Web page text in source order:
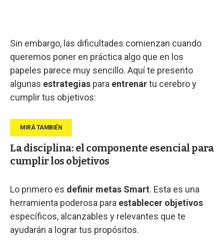
Sin embargo, las dificultades comienzan cuando
queremos poner en práctica algo que en los
papeles parece muy sencillo. Aquí te presento
algunas estrategias para entrenartu cerebro y
cumplir tus objetivos:
La disciplina: el componente esencial para
cumplir los objetivos
Lo primero es definir metas Smart. Esta es una
herramienta poderosa para establecer objetivos
específicos, alcanzables y relevantes que te
ayudarán a lograr tus propósitos.